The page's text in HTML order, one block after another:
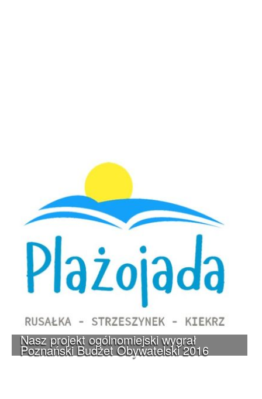
Nasz projekt ogólnomiejski wygrał
Poznański Budżet Obywatelski 2016